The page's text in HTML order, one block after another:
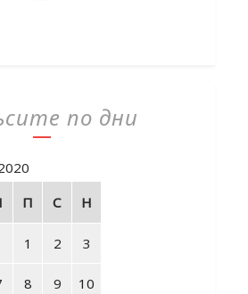
по дни
П С Н
1 2 3
8 9 10